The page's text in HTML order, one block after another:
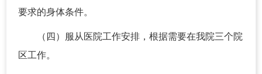
要求的身体条件。
（四）服从医院工作安排，根据需要在我院三个院
区工作。